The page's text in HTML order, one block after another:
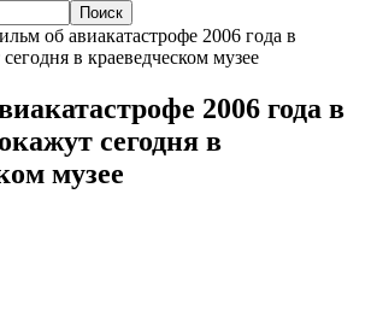
об авиакатастрофе 2006 года в
в краеведческом музее
2006 года в
сегодня в
музее